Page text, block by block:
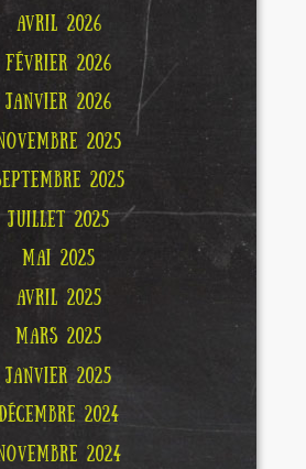
AVRIL 2026
FÉVRIER 2026
JANVIER 2026
2025
2025
JUILLET 2025
MAI 2025
AVRIL 2025
MARS 2025
JANVIER 2025
2024
2024